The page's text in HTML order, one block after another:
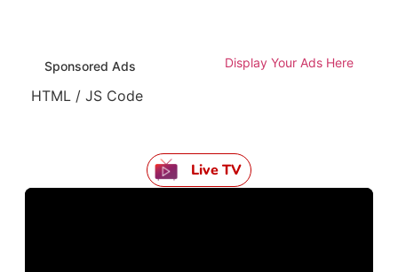
Sponsored Ads Display Your Ads Here
HTML / JS Code
Live TV